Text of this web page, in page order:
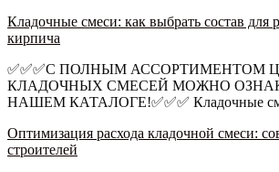
Кладочные смеси: как выбрать состав для
кирпича
✅✅✅С ПОЛНЫМ АССОРТИМЕНТОМ
КЛАДОЧНЫХ СМЕСЕЙ МОЖНО
НАШЕМ КАТАЛОГЕ!✅✅✅ Кладочные
Оптимизация расхода кладочной смеси:
строителей